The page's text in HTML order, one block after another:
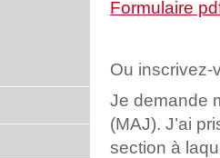
Formulaire
Ou inscrivez-
Je demande
(MAJ). J’ai
section à